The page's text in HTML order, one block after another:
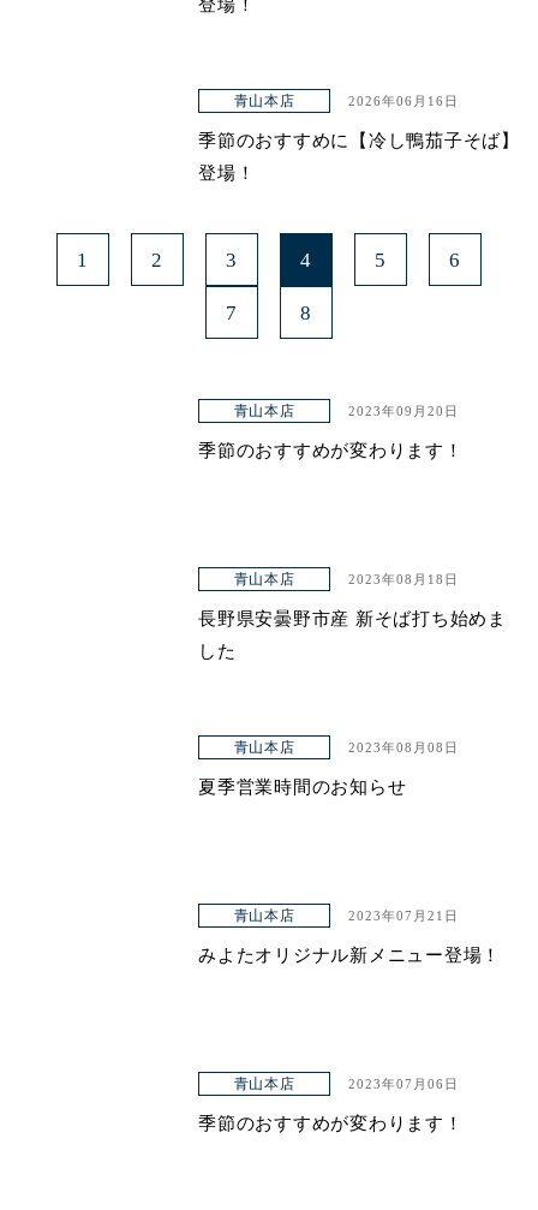
登場！
青山本店 2026年06月16日
季節のおすすめに【冷し鴨茄子そば】
登場！
1 2 3 4 5 6
7 8
青山本店 2023年09月20日
季節のおすすめが変わります！
青山本店 2023年08月18日
長野県安曇野市産 新そば打ち始めま
した
青山本店 2023年08月08日
夏季営業時間のお知らせ
青山本店 2023年07月21日
みよたオリジナル新メニュー登場！
青山本店 2023年07月06日
季節のおすすめが変わります！